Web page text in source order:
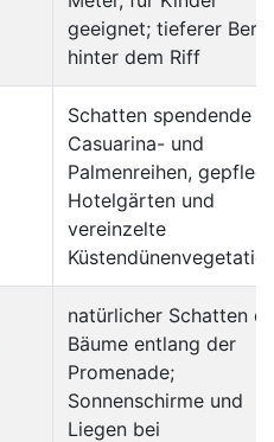
geeignet; tieferer
hinter dem Riff
Schatten spendende
Casuarina- und
Palmenreihen,
Hotelgärten und
vereinzelte
natürlicher Schatten
Bäume entlang der
Promenade;
Sonnenschirme und
Liegen bei